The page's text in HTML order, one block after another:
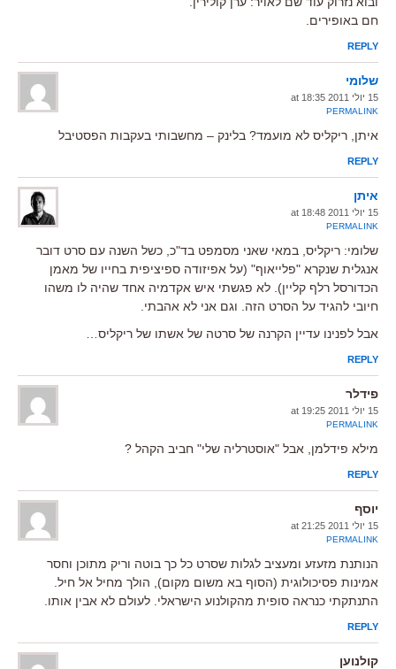
חם באופירים.
REPLY
שלומי
15 יולי 2011 at 18:35
PERMALINK
איתן, ריקליס לא מועמד? בלינק – מחשבותי בעקבות הפסטיבל
REPLY
איתן
15 יולי 2011 at 18:48
PERMALINK
שלומי: ריקליס, במאי שאני מסמפט בד"כ, כשל השנה עם סרט דובר
אנגלית שנקרא "פלייאוף" (על אפיזודה ספיציפית בחייו של מאמן
הכדורסל רלף קליין). לא פגשתי איש אקדמיה אחד שהיה לו משהו
חיובי להגיד על הסרט הזה. וגם אני לא אהבתי.
אבל לפנינו עדיין הקרנה של סרטה של אשתו של ריקליס…
REPLY
פידלר
15 יולי 2011 at 19:25
PERMALINK
מילא פידלמן, אבל "אוסטרליה שלי" חביב הקהל ?
REPLY
יוסף
15 יולי 2011 at 21:25
PERMALINK
הנותנת מזעזע ומעציב לגלות שסרט כל כך בוטה וריק מתוכן וחסר
אמינות פסיכולוגית (הסוף בא משום מקום), הולך מחיל אל חיל.
התנתקתי כנראה סופית מהקולנוע הישראלי. לעולם לא אבין אותו.
REPLY
קולנוען